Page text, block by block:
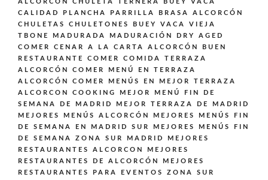
ALCORCÓN
CHULETA TERNERA BUEY VACA
CALIDAD PLANCHA PARRILLA BRASA ALCORCÓN
CHULETAS CHULETONES BUEY VACA VIEJA
TBONE MADURADA MADURACIÓN DRY AGED
COMER CENAR A LA CARTA ALCORCÓN BUEN
RESTAURANTE
COMER COMIDA TERRAZA
ALCORCÓN
COMER MENÚ EN TERRAZA
ALCORCÓN
COMER MENÚS EN MEJOR TERRAZA
ALCORCON
COOKING
MEJOR MENÚ FIN DE
SEMANA DE MADRID
MEJOR TERRAZA DE MADRID
MEJORES MENÚS ALCORCÓN
MEJORES MENÚS FIN
DE SEMANA EN MADRID SUR
MEJORES MENÚS FIN
DE SEMANA ZONA SUR MADRID
MEJORES
RESTAURANTES ALCORCON
MEJORES
RESTAURANTES DE ALCORCÓN
MEJORES
RESTAURANTES PARA EVENTOS ZONA SUR